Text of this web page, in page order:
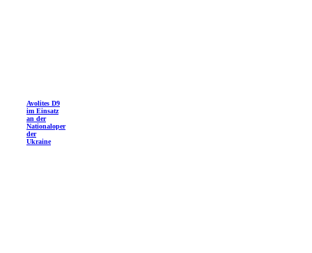
Avolites D9
im Einsatz
an der
Nationaloper
der
Ukraine